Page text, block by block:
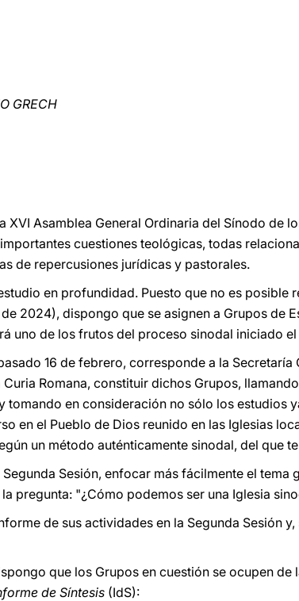
GRECH
XVI Asamblea General Ordinaria del Sínodo de
cuestiones teológicas, todas
de repercusiones jurídicas y pastorales.
en profundidad. Puesto que no es posible
2024), dispongo que se asignen a Grupos de
uno de los frutos del proceso sinodal iniciado
16 de febrero, corresponde a la Secretaría
Romana, constituir dichos Grupos,
tomando en consideración no sólo los estudios
en el Pueblo de Dios reunido en las Iglesias
un método auténticamente sinodal, del que
Sesión, enfocar más fácilmente el tema
pregunta: "¿Cómo podemos ser una Iglesia
de sus actividades en la Segunda Sesión
que los Grupos en cuestión se ocupen de
de Síntesis (IdS):